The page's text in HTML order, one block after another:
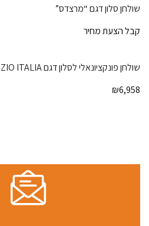
שולחן סלון דגם “מרצדס”
קבל הצעת מחיר
שולחן פונקציונאלי לסלון דגם BELLAGIO OZZIO ITALIA
₪6,958